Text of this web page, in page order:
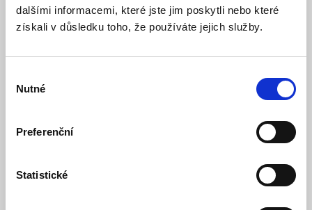
dalšími informacemi, které jste jim poskytli nebo které
získali v důsledku toho, že používáte jejich služby.
souhlasu
Nutné
Preferenční
Statistické
Detail Do košíku